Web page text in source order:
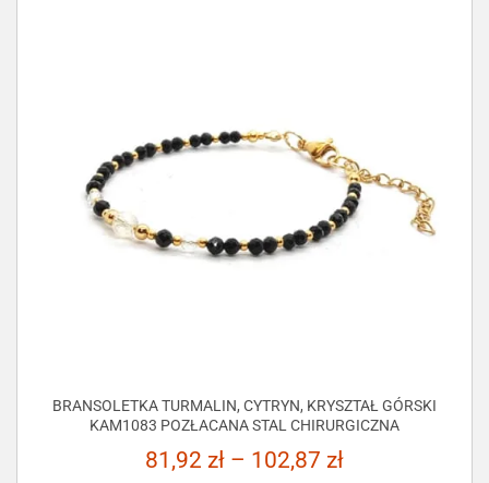
BRANSOLETKA TURMALIN, CYTRYN, KRYSZTAŁ GÓRSKI
KAM1083 POZŁACANA STAL CHIRURGICZNA
81,92 zł – 102,87 zł